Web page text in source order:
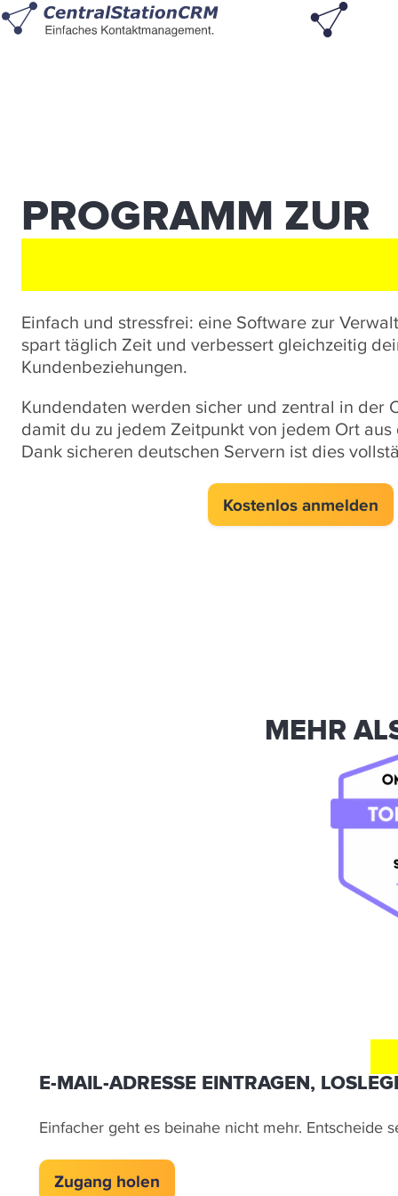
PROGRAMM ZUR
Einfach und stressfrei: eine Software zur
spart täglich Zeit und verbessert gleichzeitig
Kundenbeziehungen.
Kundendaten werden sicher und zentral in der
damit du zu jedem Zeitpunkt von jedem Ort
Dank sicheren deutschen Servern ist dies
Kostenlos anmelden
MEHR
E-MAIL-ADRESSE EINTRAGEN,
Einfacher geht es beinahe nicht mehr. Entscheide
Zugang holen